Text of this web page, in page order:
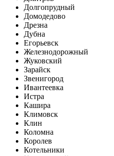
Долгопрудный
Домодедово
Дрезна
Дубна
Егорьевск
Железнодорожный
Жуковский
Зарайск
Звенигород
Ивантеевка
Истра
Кашира
Климовск
Клин
Коломна
Королев
Котельники